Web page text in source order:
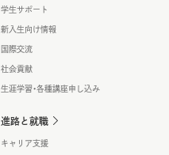
学生サポート
新入生向け情報
国際交流
社会貢献
生涯学習・各種講座申し込み
進路と就職
キャリア支援